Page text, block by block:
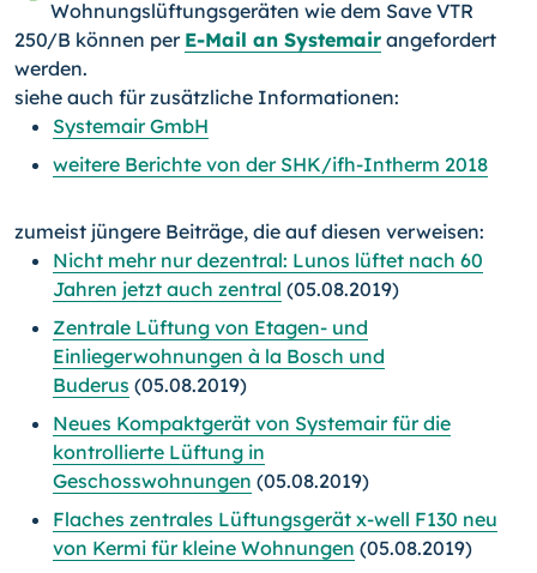
Wohnungslüftungsgeräten wie dem Save VTR
250/B können per E-Mail an Systemair angefordert
werden.
siehe auch für zusätzliche Informationen:
Systemair GmbH
weitere Berichte von der SHK/ifh-Intherm 2018
zumeist jüngere Beiträge, die auf diesen verweisen:
Nicht mehr nur dezentral: Lunos lüftet nach 60
Jahren jetzt auch zentral (05.08.2019)
Zentrale Lüftung von Etagen- und
Einliegerwohnungen à la Bosch und
Buderus (05.08.2019)
Neues Kompaktgerät von Systemair für die
kontrollierte Lüftung in
Geschosswohnungen (05.08.2019)
Flaches zentrales Lüftungsgerät x-well F130 neu
von Kermi für kleine Wohnungen (05.08.2019)